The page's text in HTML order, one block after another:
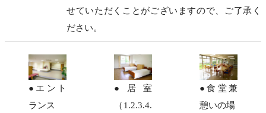
せていただくことがございますので、ご了承く
ださい。
●エント
ランス
●居室
（1.2.3.4.
●食堂兼
憩いの場